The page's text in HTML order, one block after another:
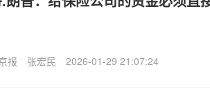
报 张宏民 2026-01-29 21:07:24